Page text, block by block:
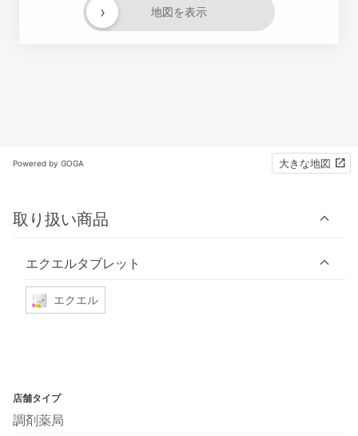
地図を表示
›
Powered by GOGA 大きな地図
取り扱い商品
エクエルタブレット
エクエル
店舗タイプ
調剤薬局